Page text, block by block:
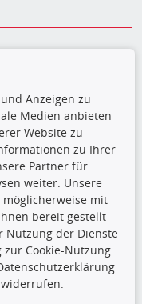
Daten,
gesamte Datenbank,
werden. Es ist zu
Datenbank ohne
zu
Anzeigen zu
Medien anbieten
Website zu
zu Ihrer
Partner für
weiter. Unsere
mit
bereit gestellt
Nutzung der Dienste
Cookie-Nutzung